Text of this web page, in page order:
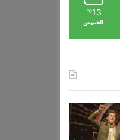
13
℃
الخميس